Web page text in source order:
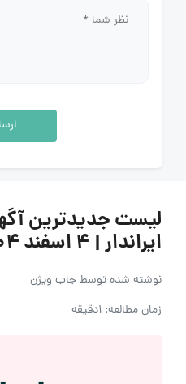
لیست جدیدترین
ایراندار | ۴ اسفند ۱۴۰۴
نوشته شده توسطجاب ویژن
زمان مطالعه: 1دقیقه